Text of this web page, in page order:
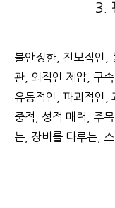
3.
불안정한, 진보적인,
관, 외적인 제압, 구
유동적인, 파괴적인,
중적, 성적 매력, 주
는, 장비를 다루는,